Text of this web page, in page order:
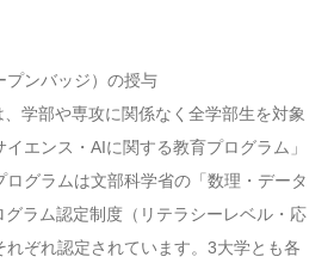
ンバッジ）の授与
学部や専攻に関係なく全学部生を対象
エンス・AIに関する教育プログラム」
グラムは文部科学省の「数理・データ
ラム認定制度（リテラシーレベル・応
れぞれ認定されています。3大学とも各